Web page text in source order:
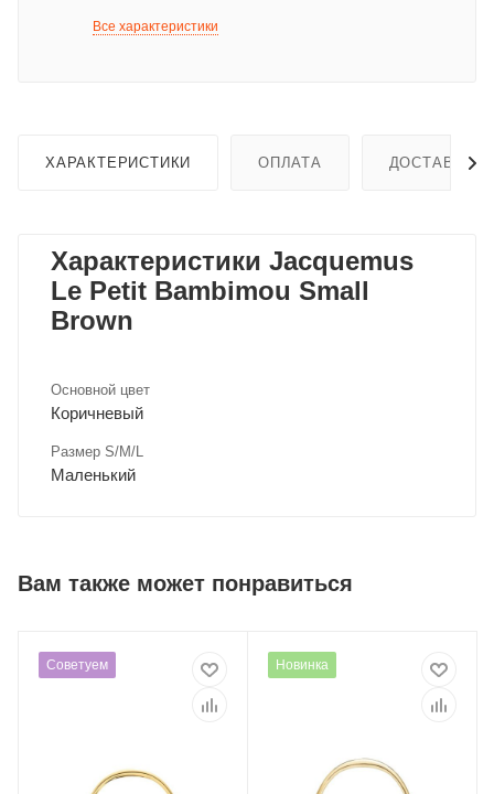
Все характеристики
ХАРАКТЕРИСТИКИ ОПЛАТА ДОСТАВКА
Характеристики Jacquemus
Le Petit Bambimou Small
Brown
Основной цвет
Коричневый
Размер S/M/L
Маленький
Вам также может понравиться
Советуем Новинка